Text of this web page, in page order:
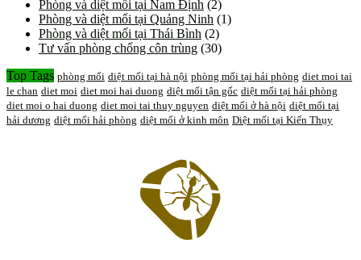
Phòng và diệt mối tại Nam Định (2)
Phòng và diệt mối tại Quảng Ninh (1)
Phòng và diệt mối tại Thái Bình (2)
Tư vấn phòng chống côn trùng (30)
Top Tags phòng mối diệt mối tại hà nội phòng mối tại hải phòng diet moi tai
le chan diet moi diet moi hai duong diệt mối tận gốc diệt mối tại hải phòng
diet moi o hai duong diet moi tai thuy nguyen diệt mối ở hà nội diệt mối tại
hải dương diệt mối hải phòng diệt mối ở kinh môn Diệt mối tại Kiến Thụy